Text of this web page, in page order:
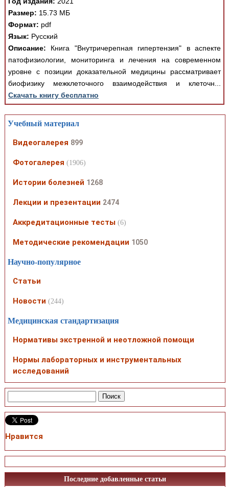
Размер: 15.73 МБ
Формат: pdf
Язык: Русский
Описание: Книга "Внутричерепная гипертензия" в аспекте
патофизиологии, мониторинга и лечения на современном
уровне с позиции доказательной медицины рассматривает
биофизику межклеточного взаимодействия и клеточн...
Скачать книгу бесплатно
Учебный материал
Видеогалерея 899
Фотогалерея (1906)
Истории болезней 1268
Лекции и презентации 2474
Аккредитационные тесты (6)
Методические рекомендации 1050
Научно-популярное
Статьи
Новости (244)
Медицинская стандартизация
Нормативы экстренной и неотложной помощи
Нормы лабораторных и инструментальных
исследований
Нравится
Последние добавленные статьи